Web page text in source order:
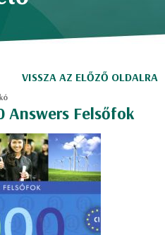
VISSZA AZ ELŐZŐ OLDALRA
Answers Felsőfok